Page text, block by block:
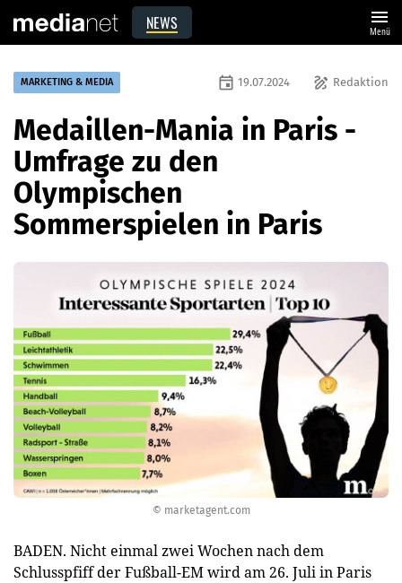
NEWS menu
Menü
© marketagent.com
MARKETING & MEDIA draw Redaktion
event 19.07.2024
Medaillen-Mania in Paris -
Umfrage zu den
Olympischen
Sommerspielen in Paris
BADEN. Nicht einmal zwei Wochen nach dem
Schlusspfiff der Fußball-EM wird am 26. Juli in Paris